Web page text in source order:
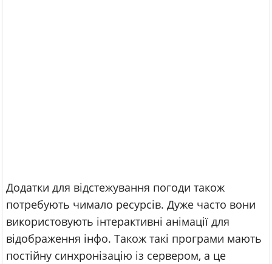
Додатки для відстежування погоди також
потребують чимало ресурсів. Дуже часто вони
використовують інтерактивні анімації для
відображення інфо. Також такі програми мають
постійну синхронізацію із сервером, а це